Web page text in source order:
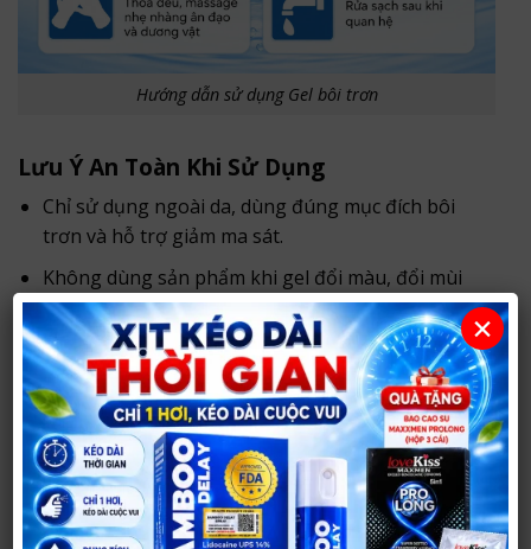
Hướng dẫn sử dụng Gel bôi trơn
Lưu Ý An Toàn Khi Sử Dụng
Chỉ sử dụng ngoài da, dùng đúng mục đích bôi
trơn và hỗ trợ giảm ma sát.
Không dùng sản phẩm khi gel đổi màu, đổi mùi
hoặc bao bì không còn nguyên vẹn.
Ngưng sử dụng nếu xuất hiện cảm giác khó chịu
kéo dài.
Bảo quản nơi khô ráo, thoáng mát, tránh ánh
nắng trực tiếp.
Mua Gel Bôi Trơn Giảm Đau Cokelife Mát
Lạnh 85ml ở đâu uy tín?
×